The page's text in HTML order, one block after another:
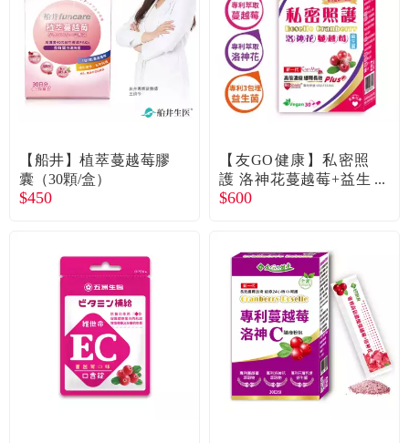
【船井】植萃蔓越莓膠
囊（30顆/盒）
$450
【友GO健康】私密照
護 洛神花蔓越莓+益生
菌（30顆/盒）廠商直送
$600